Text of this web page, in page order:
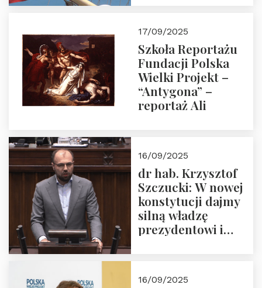
17/09/2025
Szkoła Reportażu
Fundacji Polska
Wielki Projekt –
“Antygona” –
reportaż Ali
16/09/2025
dr hab. Krzysztof
Szczucki: W nowej
konstytucji dajmy
silną władzę
prezydentowi i
16/09/2025